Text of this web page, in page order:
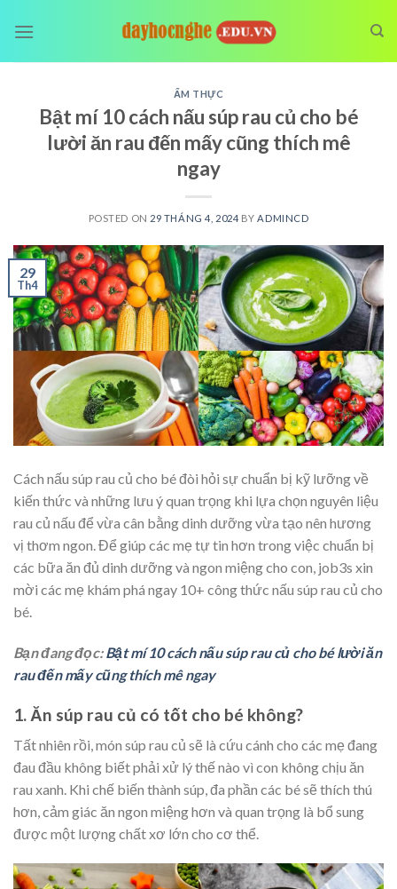
ẨM THỰC
Bật mí 10 cách nấu súp rau củ cho bé
lười ăn rau đến mấy cũng thích mê
ngay
POSTED ON 29 THÁNG 4, 2024 BY ADMINCD
29
Th4
Cách nấu súp rau củ cho bé đòi hỏi sự chuẩn bị kỹ lưỡng về
kiến thức và những lưu ý quan trọng khi lựa chọn nguyên liệu
rau củ nấu để vừa cân bằng dinh dưỡng vừa tạo nên hương
vị thơm ngon. Để giúp các mẹ tự tin hơn trong việc chuẩn bị
các bữa ăn đủ dinh dưỡng và ngon miệng cho con, job3s xin
mời các mẹ khám phá ngay 10+ công thức nấu súp rau củ cho
bé.
Bạn đang đọc:Bật mí 10 cách nấu súp rau củ cho bé lười ăn
rau đến mấy cũng thích mê ngay
1. Ăn súp rau củ có tốt cho bé không?
Tất nhiên rồi, món súp rau củ sẽ là cứu cánh cho các mẹ đang
đau đầu không biết phải xử lý thế nào vì con không chịu ăn
rau xanh. Khi chế biến thành súp, đa phần các bé sẽ thích thú
hơn, cảm giác ăn ngon miệng hơn và quan trọng là bổ sung
được một lượng chất xơ lớn cho cơ thể.